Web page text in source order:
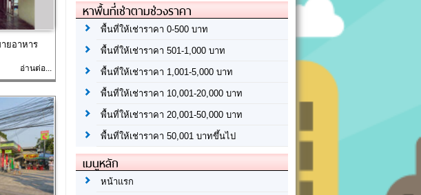
ยอาหาร
อ่านต่อ...
หาพื้นที่เช่าตามช่วงราคา
พื้นที่ให้เช่าราคา 0-500 บาท
พื้นที่ให้เช่าราคา 501-1,000 บาท
พื้นที่ให้เช่าราคา 1,001-5,000 บาท
พื้นที่ให้เช่าราคา 10,001-20,000 บาท
พื้นที่ให้เช่าราคา 20,001-50,000 บาท
พื้นที่ให้เช่าราคา 50,001 บาทขึ้นไป
เมนูหลัก
หน้าแรก